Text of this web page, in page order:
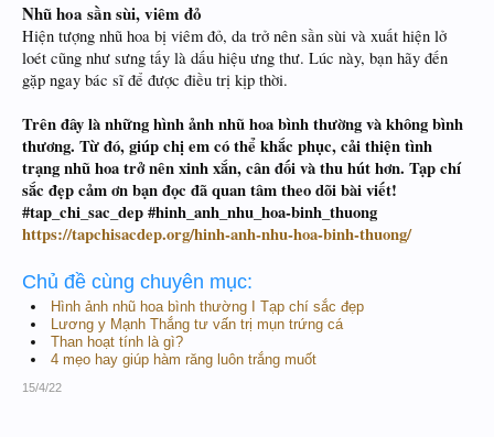
Nhũ hoa sần sùi, viêm đỏ
Hiện tượng nhũ hoa bị viêm đỏ, da trở nên sần sùi và xuất hiện lở
loét cũng như sưng tấy là dấu hiệu ưng thư. Lúc này, bạn hãy đến
gặp ngay bác sĩ để được điều trị kịp thời.
Trên đây là những hình ảnh nhũ hoa bình thường và không bình
thương. Từ đó, giúp chị em có thể khắc phục, cải thiện tình
trạng nhũ hoa trở nên xinh xắn, cân đối và thu hút hơn. Tạp chí
sắc đẹp cảm ơn bạn đọc đã quan tâm theo dõi bài viết!
#tap_chi_sac_dep #hinh_anh_nhu_hoa-binh_thuong
https://tapchisacdep.org/hinh-anh-nhu-hoa-binh-thuong/
Chủ đề cùng chuyên mục:
Hình ảnh nhũ hoa bình thường I Tạp chí sắc đẹp
Lương y Mạnh Thắng tư vấn trị mụn trứng cá
Than hoạt tính là gì?
4 mẹo hay giúp hàm răng luôn trắng muốt
15/4/22